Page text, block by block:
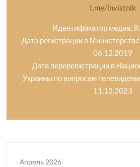
t.me/lnvistnik
Идентификатор медиа:
Дата регистрации в
06.12.2019
Дата перерегистрации в
Украины по вопросам
11.12.2023
Апрель 2026